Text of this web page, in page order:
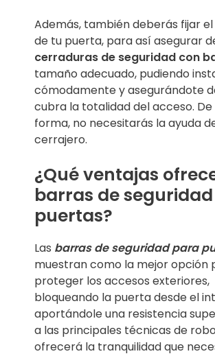
Además, también deberás fijar
de tu puerta, para así asegurar
cerraduras de seguridad con
tamaño adecuado, pudiendo
cómodamente y asegurándote
cubra la totalidad del acceso.
forma, no necesitarás la ayuda
cerrajero.
¿Qué ventajas
barras de
puertas?
Las barras de seguridad para
muestran como la mejor opción
proteger los accesos exteriores,
bloqueando la puerta desde el
aportándole una resistencia
a las principales técnicas de
ofrecerá la tranquilidad que